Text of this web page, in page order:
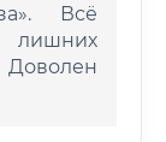
Всё
Доволен